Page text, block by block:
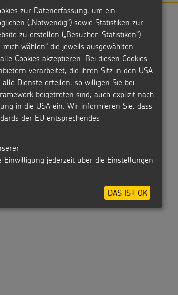
Werkheft 2026
DVD: Der Film zur
Sternsingeraktion
2026
MEHR ANZEIGEN
zur Datenerfassung, um ein
(„Notwendig“) sowie Statistiken zur
zu erstellen („Besucher-Statistiken“).
wählen“ die jeweils ausgewählten
Cookies akzeptieren. Bei diesen Cookies
verarbeitet, die ihren Sitz in den USA
Dienste erteilen, so willigen Sie bei
beigetreten sind, auch explizit nach
in die USA ein. Wir informieren Sie, dass
der EU entsprechendes
Einwilligung jederzeit über die Einstellungen
DAS IST OK